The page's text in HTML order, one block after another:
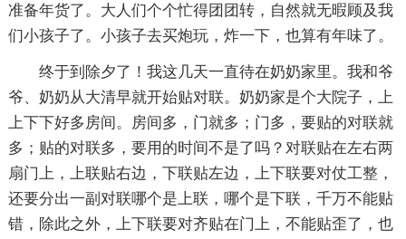
准备年货了。大人们个个忙得团团转，自然就无暇顾及我
们小孩子了。小孩子去买炮玩，炸一下，也算有年味了。
终于到除夕了！我这几天一直待在奶奶家里。我和爷
爷、奶奶从大清早就开始贴对联。奶奶家是个大院子，上
上下下好多房间。房间多，门就多；门多，要贴的对联就
多；贴的对联多，要用的时间不是了吗？对联贴在左右两
扇门上，上联贴右边，下联贴左边，上下联要对仗工整，
还要分出一副对联哪个是上联，哪个是下联，千万不能贴
错，除此之外，上下联要对齐贴在门上，不能贴歪了，也